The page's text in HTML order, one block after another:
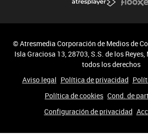
© Atresmedia Corporación de Medios de
Isla Graciosa 13, 28703, S.S. de los
todos los derechos
Aviso legal Política de privacidad
Política de cookies Cond. de
Configuración de privacidad